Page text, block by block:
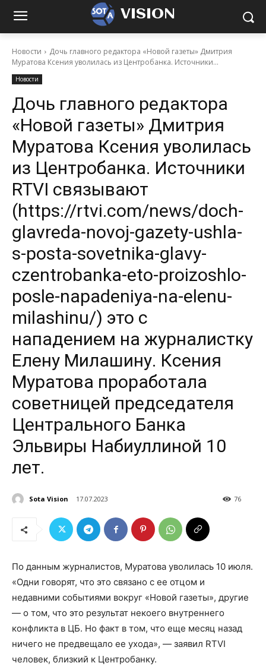
VISION
Новости
Дочь главного редактора «Новой газеты» Дмитрия
Муратова Ксения уволилась из Центробанка. Источники...
Новости
Дочь главного редактора
«Новой газеты» Дмитрия
Муратова Ксения уволилась
из Центробанка. Источники
RTVI связывают
(https://rtvi.com/news/doch-
glavreda-novoj-gazety-ushla-
s-posta-sovetnika-glavy-
czentrobanka-eto-proizoshlo-
posle-napadeniya-na-elenu-
milashinu/) это с
нападением на журналистку
Елену Милашину. Ксения
Муратова проработала
советницей председателя
Центрального Банка
Эльвиры Набиуллиной 10
лет.
Sota Vision 17.07.2023 76
По данным журналистов, Муратова уволилась 10 июля.
«Одни говорят, что это связано с ее отцом и
недавними событиями вокруг «Новой газеты», другие
— о том, что это результат некоего внутреннего
конфликта в ЦБ. Но факт в том, что еще месяц назад
ничего не предвещало ее ухода», — заявил RTVI
человек, близкий к Центробанку.